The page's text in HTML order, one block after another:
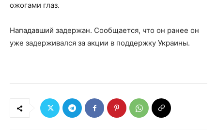
ожогами глаз.
Нападавший задержан. Сообщается, что он ранее он
уже задерживался за акции в поддержку Украины.